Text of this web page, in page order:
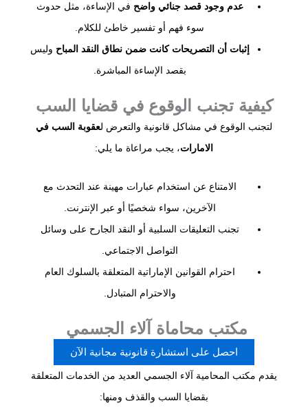
عدم وجود قصد جنائي واضح في الإساءة، مثل حدوث
سوء فهم أو تفسير خاطئ للكلام.
إثبات أن التصريحات كانت ضمن نطاق النقد المباح وليس
بقصد الإساءة المباشرة.
كيفية تجنب الوقوع في قضايا السب
لتجنب الوقوع في مشاكل قانونية والتعرض لعقوبة السب في
الامارات، يجب مراعاة ما يلي:
الامتناع عن استخدام عبارات مهينة عند التحدث مع
الآخرين، سواء شخصيًا أو عبر الإنترنت.
تجنب التعليقات السلبية أو النقد الجارح على وسائل
التواصل الاجتماعي.
احترام القوانين الإماراتية المتعلقة بالسلوك العام
والاحترام المتبادل.
مكتب محاماة آلاء الجسمي
احصل على استشارة قانونية مجانية الآن
يقدم مكتب المحامية آلاء الجسمي العديد من الخدمات المتعلقة
بقضايا السب والقذف ومنها: